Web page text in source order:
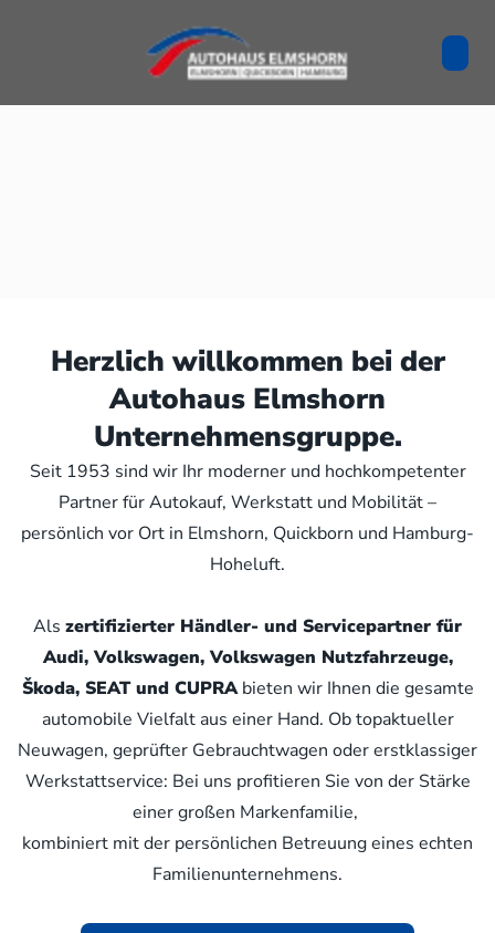
Herzlich willkommen bei der
Autohaus Elmshorn
Unternehmensgruppe.
Seit 1953 sind wir Ihr moderner und hochkompetenter
Partner für Autokauf, Werkstatt und Mobilität –
persönlich vor Ort in Elmshorn, Quickborn und Hamburg-
Hoheluft.
Als zertifizierter Händler- und Servicepartner für
Audi, Volkswagen, Volkswagen Nutzfahrzeuge,
Škoda, SEAT und CUPRAbieten wir Ihnen die gesamte
automobile Vielfalt aus einer Hand. Ob topaktueller
Neuwagen, geprüfter Gebrauchtwagen oder erstklassiger
Werkstattservice: Bei uns profitieren Sie von der Stärke
einer großen Markenfamilie,
kombiniert mit der persönlichen Betreuung eines echten
Familienunternehmens.